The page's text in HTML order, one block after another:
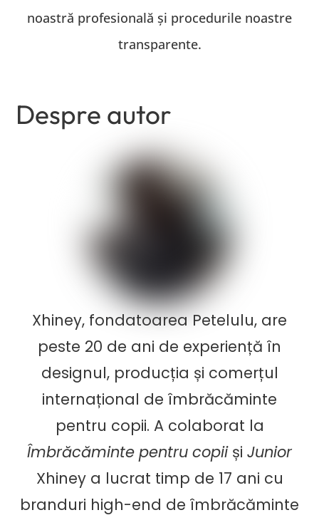
noastră profesională și procedurile noastre
transparente.
Despre autor
Xhiney, fondatoarea Petelulu, are
peste 20 de ani de experiență în
designul, producția și comerțul
internațional de îmbrăcăminte
pentru copii. A colaborat la
Îmbrăcăminte pentru copiiși Junior
Xhiney a lucrat timp de 17 ani cu
branduri high-end de îmbrăcăminte